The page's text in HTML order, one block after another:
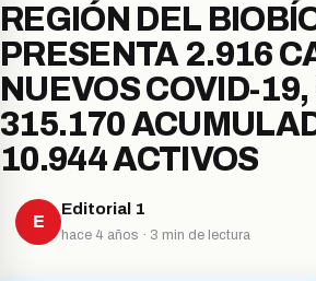
REGIÓN DEL
PRESENTA 2.916
NUEVOS COVID-19,
315.170
10.944 ACTIVOS
E
Editorial 1
hace 4 años · 3 min de lectura